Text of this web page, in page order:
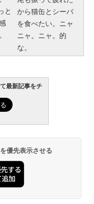
と
から猫缶とシーバ
を食べたい。ニャ
ニャ。ニャ。的
な。
最新記事をチ
優先表示させる